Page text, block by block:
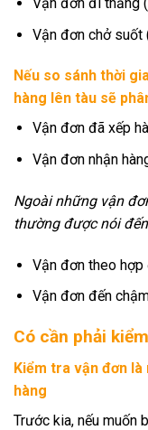
Vận đơn chở suốt
Nếu so sánh thời
hàng lên tàu sẽ
Vận đơn đã xếp
Vận đơn nhận
Ngoài những vận
thường được nói
Vận đơn theo
Vận đơn đến
Có cần phải
Kiểm tra vận đơn
hàng
Trước kia, nếu muốn